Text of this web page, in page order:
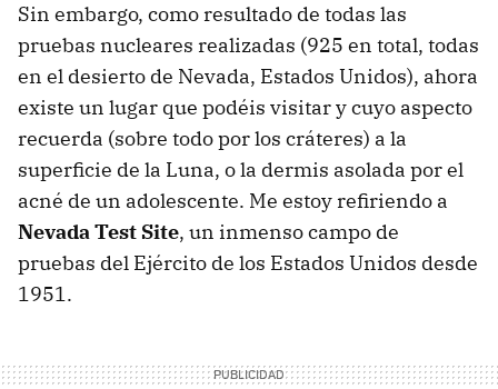
Sin embargo, como resultado de todas las
pruebas nucleares realizadas (925 en total, todas
en el desierto de Nevada, Estados Unidos), ahora
existe un lugar que podéis visitar y cuyo aspecto
recuerda (sobre todo por los cráteres) a la
superficie de la Luna, o la dermis asolada por el
acné de un adolescente. Me estoy refiriendo a
Nevada Test Site, un inmenso campo de
pruebas del Ejército de los Estados Unidos desde
1951.